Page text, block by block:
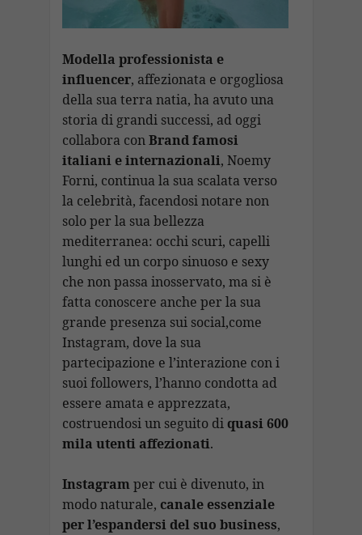
Modella professionista e
influencer, affezionata e orgogliosa
della sua terra natia, ha avuto una
storia di grandi successi, ad oggi
collabora conBrand famosi
italiani e internazionali, Noemy
Forni, continua la sua scalata verso
la celebrità, facendosi notare non
solo per la sua bellezza
mediterranea: occhi scuri, capelli
lunghi ed un corpo sinuoso e sexy
che non passa inosservato, ma si è
fatta conoscere anche per la sua
grande presenza sui social,come
Instagram, dove la sua
partecipazione e l’interazione con i
suoi followers, l’hanno condotta ad
essere amata e apprezzata,
costruendosi un seguito di quasi 600
mila utenti affezionati.
Instagramper cui è divenuto, in
modo naturale, canale essenziale
per l’espandersi del suo business,